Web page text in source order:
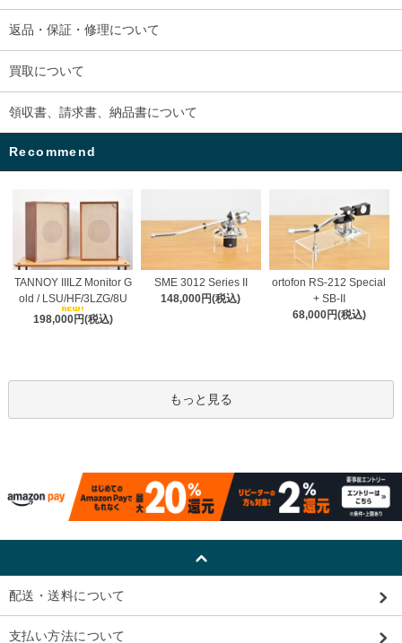
返品・保証・修理について
買取について
領収書、請求書、納品書について
Recommend
TANNOY IIILZ Monitor G
old / LSU/HF/3LZG/8U
198,000円(税込)
SME 3012 Series II
148,000円(税込)
ortofon RS-212 Special
+ SB-II
68,000円(税込)
もっと見る
配送・送料について
支払い方法について